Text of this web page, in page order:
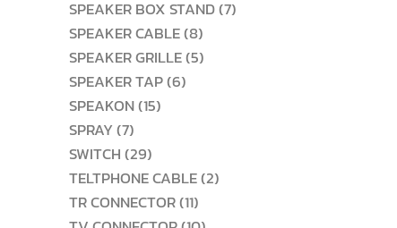
SPEAKER BOX STAND 77
SPEAKER CABLE 88
สินค้า
SPEAKER GRILLE 55
SPEAKER TAP 66
SPEAKON 1515
SPRAY 77
สินค้า
SWITCH 2929
สินค้า
TELTPHONE CABLE 22
TR CONNECTOR 1111